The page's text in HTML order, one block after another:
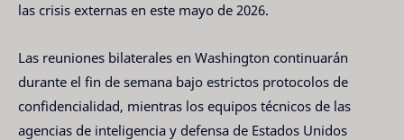
las crisis externas en este mayo de 2026.
Las reuniones bilaterales en Washington continuarán
durante el fin de semana bajo estrictos protocolos de
confidencialidad, mientras los equipos técnicos de las
agencias de inteligencia y defensa de Estados Unidos